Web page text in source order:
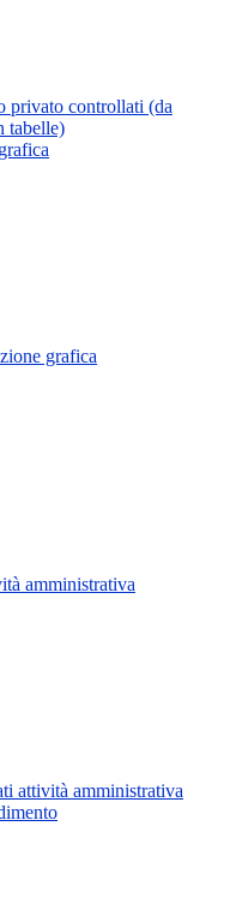
privato controllati (da
tabelle)
grafica
amministrativa
attività amministrativa